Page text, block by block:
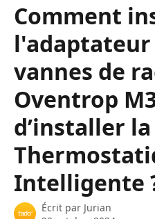
Comment
l'adaptateur
vannes de
Oventrop
d’installer
Intelligente
Écrit par Jurian